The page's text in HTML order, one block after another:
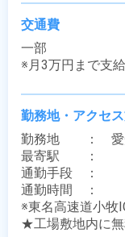
交通費
一部
※月3万円まで支給
勤務地・アクセ
勤務地　　：　
最寄駅　　：
通勤手段　：
通勤時間　：
※東名高速道小牧
★工場敷地内に無